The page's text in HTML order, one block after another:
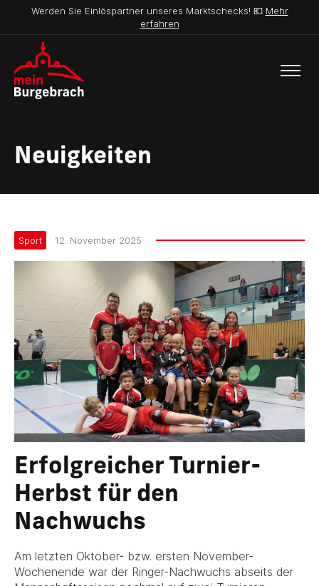
Werden Sie Einlöspartner unseres Marktschecks! 💶 Mehr
erfahren
Neuigkeiten
Sport 12. November 2025
Erfolgreicher Turnier-
Herbst für den
Nachwuchs
Am letzten Oktober- bzw. ersten November-
Wochenende war der Ringer-Nachwuchs abseits der